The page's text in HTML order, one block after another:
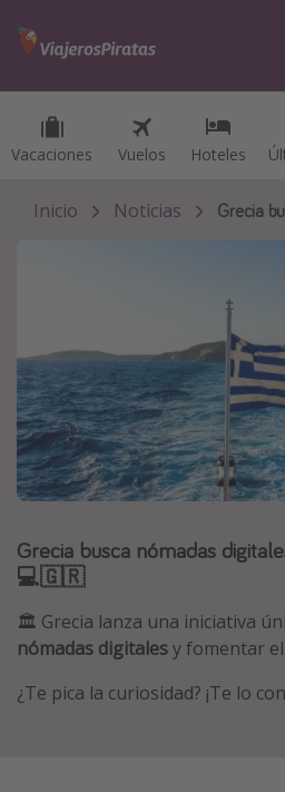
Vacaciones Vuelos Hoteles
Vacaciones Vuelos Hoteles
Categorías
Vuelos
Destinos
Todos los destinos
Tenerife
Grecia
Islas Baleares
Tailandia
Albania
Inicio Noticias
Grecia busca nómadas
💻🇬🇷
🏛️ Grecia lanza una iniciativa
nómadas digitalesy fomentar el
¿Te pica la curiosidad? ¡Te lo